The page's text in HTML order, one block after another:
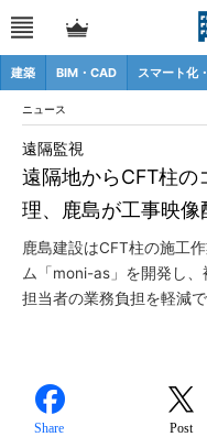
建築 BIM・CAD スマート化
ニュース
遠隔地からCFT柱の
理、鹿島が工事映
遠隔監視
鹿島建設はCFT柱の施工
ム「moni-as」を開発し
担当者の業務負担を軽減
Share Post